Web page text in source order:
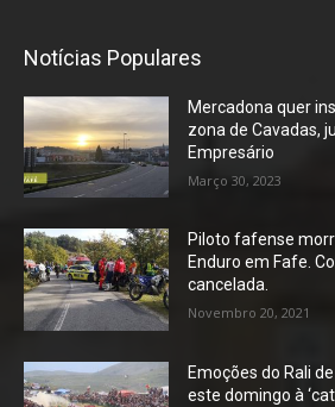
Notícias Populares
Mercadona quer
zona de Cavadas,
Empresário
Março 30, 2023
Piloto fafense
Enduro em Fafe.
cancelada.
Novembro 20, 2021
Emoções do Rali
este domingo à